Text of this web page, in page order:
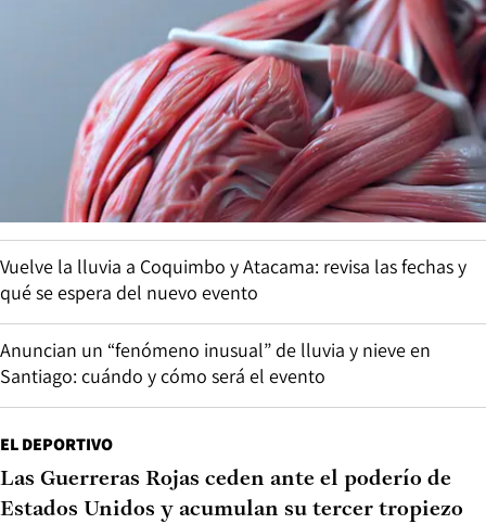
Vuelve la lluvia a Coquimbo y Atacama: revisa las fechas y
qué se espera del nuevo evento
Anuncian un “fenómeno inusual” de lluvia y nieve en
Santiago: cuándo y cómo será el evento
EL DEPORTIVO
Las Guerreras Rojas ceden ante el poderío de
Estados Unidos y acumulan su tercer tropiezo